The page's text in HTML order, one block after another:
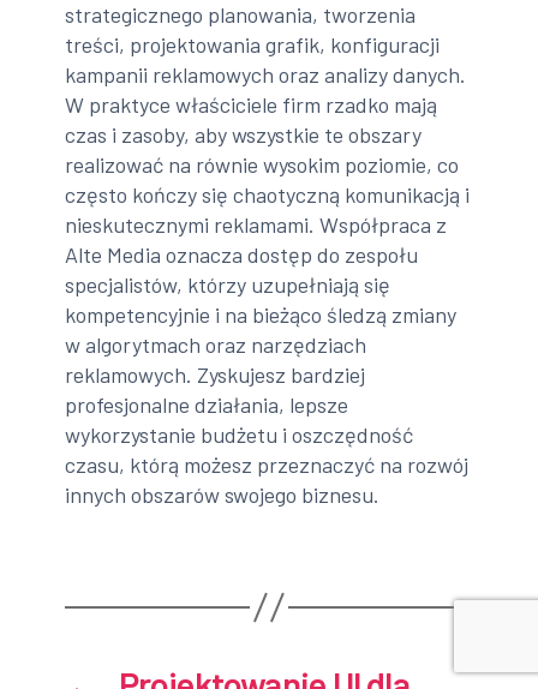
strategicznego planowania, tworzenia
treści, projektowania grafik, konfiguracji
kampanii reklamowych oraz analizy danych.
W praktyce właściciele firm rzadko mają
czas i zasoby, aby wszystkie te obszary
realizować na równie wysokim poziomie, co
często kończy się chaotyczną komunikacją i
nieskutecznymi reklamami. Współpraca z
Alte Media oznacza dostęp do zespołu
specjalistów, którzy uzupełniają się
kompetencyjnie i na bieżąco śledzą zmiany
w algorytmach oraz narzędziach
reklamowych. Zyskujesz bardziej
profesjonalne działania, lepsze
wykorzystanie budżetu i oszczędność
czasu, którą możesz przeznaczyć na rozwój
innych obszarów swojego biznesu.